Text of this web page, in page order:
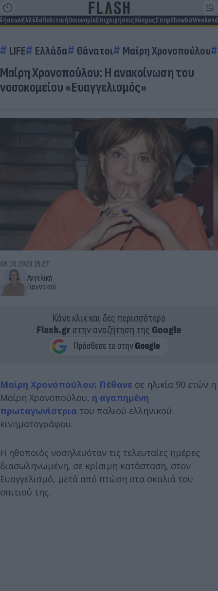
ΕλλάδαΠολιτικήΟικονομίαΕπιχειρήσειςΚόσμοςΣπορShowbizWeekend
LIFE Ελλάδα Θάνατοι Μαίρη Χρονοπούλου
Μαίρη Χρονοπούλου: Η ανακοίνωση του
νοσοκομείου «Ευαγγελισμός»
Αγγελική
Γιαννακού
06.10.2023 15:27
Κάνε κλικ και δες περισσότερο
Flash.grστην αναζήτηση της Google
Μαίρη Χρονοπούλου: Πέθανε σε ηλικία 90 ετών η
Μαίρη Χρονοπούλου, η αγαπημένη
πρωταγωνίστρια του παλιού ελληνικού
κινηματογράφου.
Η ηθοποιός νοσηλευόταν τις τελευταίες ημέρες
διασωληνωμένη, σε κρίσιμη κατάσταση, στον
Ευαγγελισμό, μετά από πτώση στα σκαλιά του
σπιτιού της.